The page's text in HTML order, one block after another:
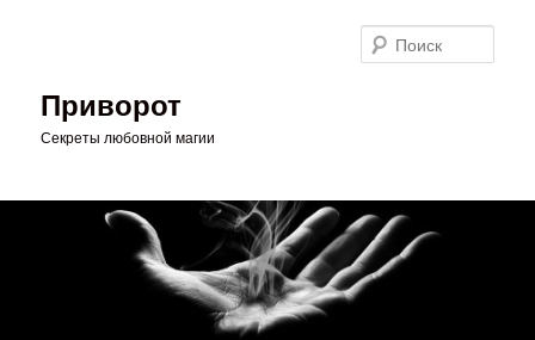
Приворот
Секреты любовной магии